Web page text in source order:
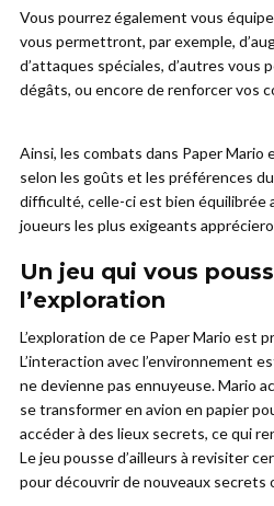
Vous pourrez également vous
vous permettront, par exemple,
d’attaques spéciales, d’autres vous
dégâts, ou encore de renforcer vos
Ainsi, les combats dans Paper Mario
selon les goûts et les préférences
difficulté, celle-ci est bien équilibrée
joueurs les plus exigeants
Un jeu qui vous
l’exploration
L’exploration de ce Paper Mario est
L’interaction avec l’environnement
ne devienne pas ennuyeuse. Mario
se transformer en avion en papier
accéder à des lieux secrets, ce qui
Le jeu pousse d’ailleurs à revisiter
pour découvrir de nouveaux secrets